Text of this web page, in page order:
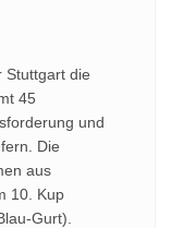
Stuttgart die
45
und
Die
aus
10. Kup
Gurt).